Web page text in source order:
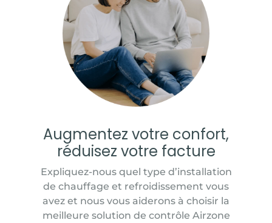
Augmentez votre confort,
réduisez votre facture
Expliquez-nous quel type d’installation
de chauffage et refroidissement vous
avez et nous vous aiderons à choisir la
meilleure solution de contrôle Airzone